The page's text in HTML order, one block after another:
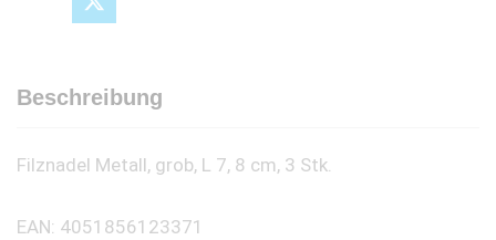
Beschreibung
Filznadel Metall, grob, L 7, 8 cm, 3 Stk.
EAN: 4051856123371